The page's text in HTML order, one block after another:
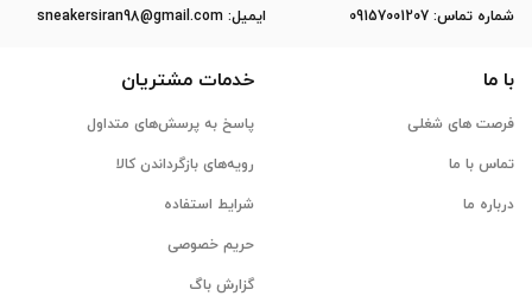
ﺷﻤﺎره ﺗﻤﺎس: 09157001207 ایمیل: sneakersiran98@gmail.com
با ما
فرصت های شغلی
تماس با ما
درباره ما
خدمات مشتریان
پاسخ به پرسش‌های متداول
رویه‌های بازگرداندن کالا
شرایط استفاده
حریم خصوصی
گزارش باگ